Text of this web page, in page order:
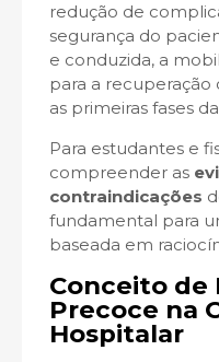
redução de
segurança do
e conduzida, a
para a recuperação
as primeiras fases
Para estudantes e
compreender as
contraindicações
fundamental para
baseada em
Conceito de
Precoce na
Hospitalar